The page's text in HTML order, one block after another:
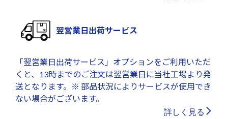
翌営業日出荷サービス
「翌営業日出荷サービス」オプションをご利用いただ
くと、13時までのご注文は翌営業日に当社工場より発
送となります。※ 部品状況によりサービスが使用でき
ない場合がございます。
詳しく見る